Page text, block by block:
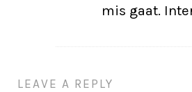
mis gaat.
LEAVE A REPLY